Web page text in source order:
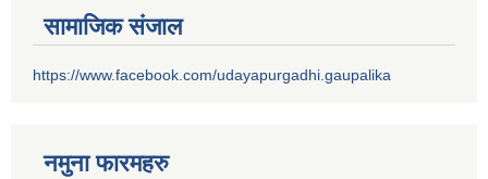
सामाजिक संजाल
https://www.facebook.com/udayapurgadhi.gaupalika
नमुना फारमहरु